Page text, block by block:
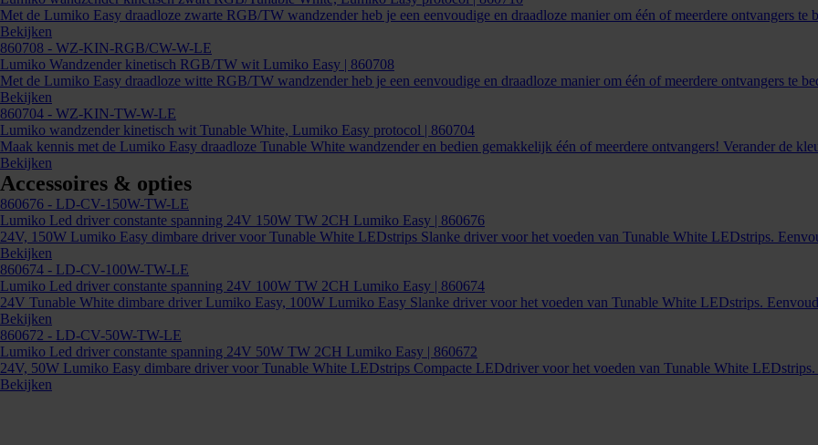
Met de Lumiko Easy draadloze zwarte RGB/TW wandzender heb je een eenvoudige en draadloze manier om één of meerdere ontvangers te
Bekijken
860708 - WZ-KIN-RGB/CW-W-LE
Lumiko Wandzender kinetisch RGB/TW wit Lumiko Easy | 860708
Met de Lumiko Easy draadloze witte RGB/TW wandzender heb je een eenvoudige en draadloze manier om één of meerdere ontvangers te
Bekijken
860704 - WZ-KIN-TW-W-LE
Lumiko wandzender kinetisch wit Tunable White, Lumiko Easy protocol | 860704
Maak kennis met de Lumiko Easy draadloze Tunable White wandzender en bedien gemakkelijk één of meerdere ontvangers! Verander de
Bekijken
Accessoires & opties
860676 - LD-CV-150W-TW-LE
Lumiko Led driver constante spanning 24V 150W TW 2CH Lumiko Easy | 860676
24V, 150W Lumiko Easy dimbare driver voor Tunable White LEDstrips Slanke driver voor het voeden van Tunable White LEDstrips.
Bekijken
860674 - LD-CV-100W-TW-LE
Lumiko Led driver constante spanning 24V 100W TW 2CH Lumiko Easy | 860674
24V Tunable White dimbare driver Lumiko Easy, 100W Lumiko Easy Slanke driver voor het voeden van Tunable White LEDstrips.
Bekijken
860672 - LD-CV-50W-TW-LE
Lumiko Led driver constante spanning 24V 50W TW 2CH Lumiko Easy | 860672
24V, 50W Lumiko Easy dimbare driver voor Tunable White LEDstrips Compacte LEDdriver voor het voeden van Tunable White LEDstrips.
Bekijken